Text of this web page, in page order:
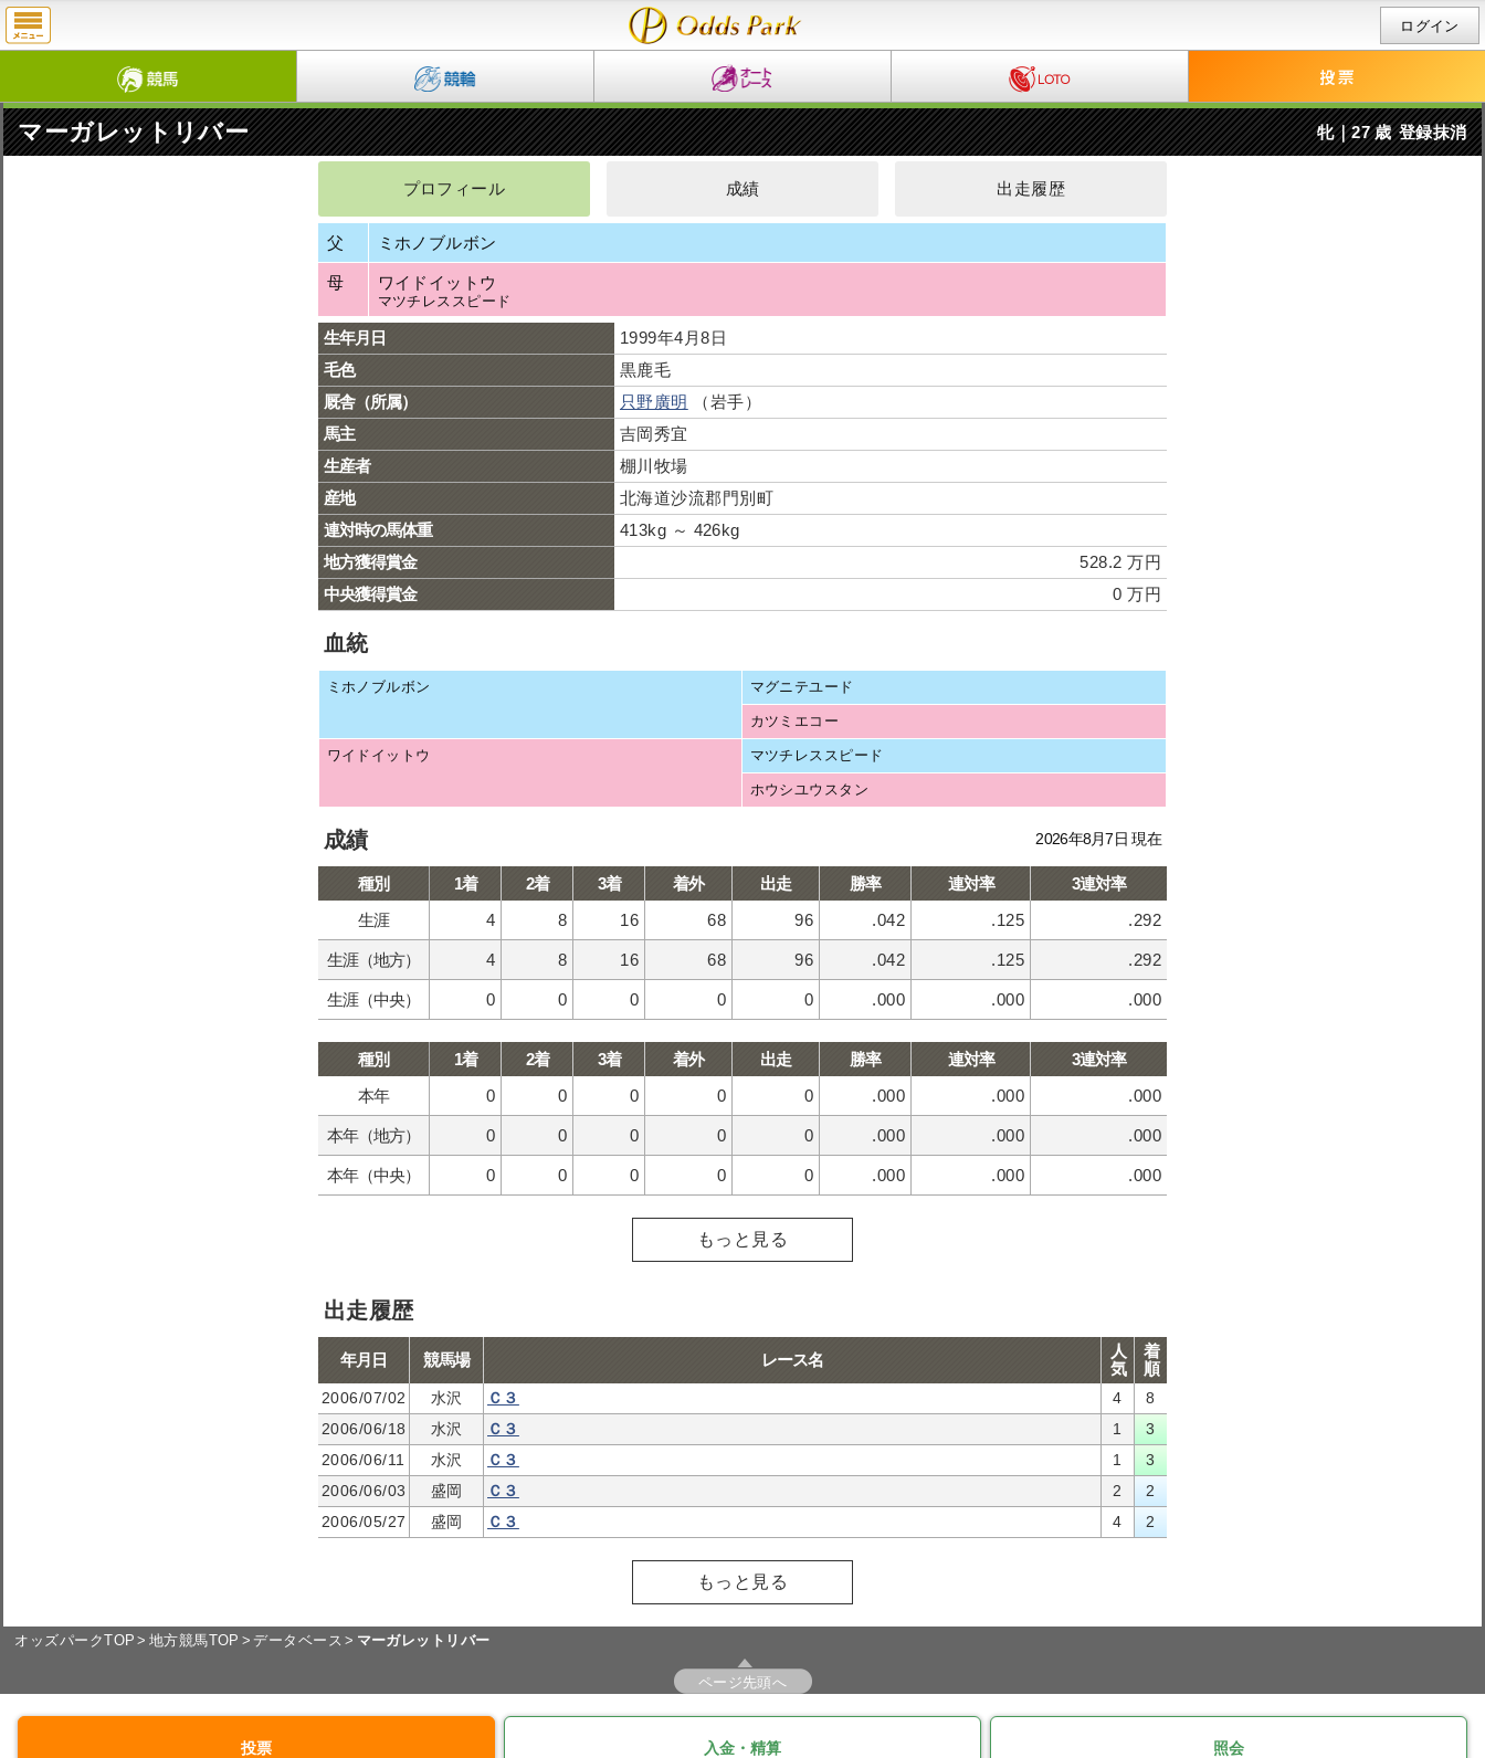
ログイン
マーガレットリバー 牝｜27 歳 登録抹消
プロフィール 成績 出走履歴
父 ミホノブルボン
母 ワイドイットウ
マツチレススピード
生年月日
1999年4月8日
毛色
黒鹿毛
厩舎（所属）
只野廣明
（岩手）
馬主
吉岡秀宜
生産者
棚川牧場
産地
北海道沙流郡門別町
連対時の馬体重
413kg ～ 426kg
地方獲得賞金
528.2 万円
中央獲得賞金
0 万円
血統
ミホノブルボン マグニテユード
カツミエコー
ワイドイットウ マツチレススピード
ホウシユウスタン
成績 2026年8月7日 現在
種別 1着 2着 3着 着外 出走 勝率 連対率
3連対率
生涯
4 8 16 68 96 .042 .125 .292
生涯（地方） 4 8 16 68 96 .042 .125 .292
生涯（中央） 0 0 0 0 0 .000 .000 .000
種別 1着 2着 3着 着外 出走 勝率 連対率
3連対率
本年
0 0 0 0 0 .000 .000 .000
本年（地方） 0 0 0 0 0 .000 .000 .000
本年（中央） 0 0 0 0 0 .000 .000 .000
もっと見る
出走履歴
年月日 競馬場 レース名
人
気
着
順
2006/07/02 水沢 Ｃ３ 4
8
2006/06/18
水沢 Ｃ３ 1
3
2006/06/11
水沢 Ｃ３ 1
3
2006/06/03
盛岡 Ｃ３ 2
2
2006/05/27
盛岡 Ｃ３ 4 2
もっと見る
オッズパークTOP 地方競馬TOP データベース マーガレットリバー
ページ先頭へ
投票 入金・精算 照会